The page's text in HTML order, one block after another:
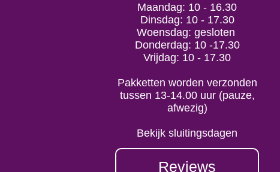
Maandag: 10 - 16.30
Dinsdag: 10 - 17.30
Woensdag: gesloten
Donderdag: 10 -17.30
Vrijdag: 10 - 17.30
Pakketten worden verzonden
tussen 13-14.00 uur (pauze,
afwezig)
Bekijk sluitingsdagen
Reviews